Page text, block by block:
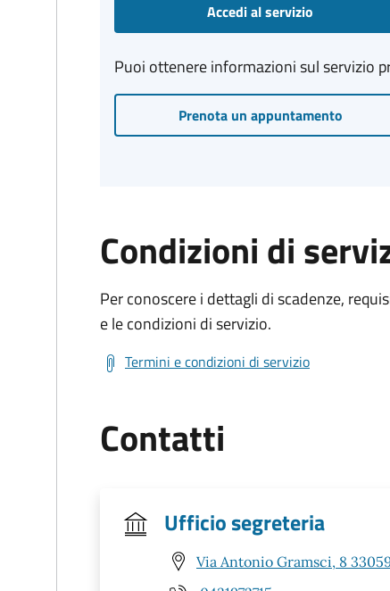
Accedi al servizio
Puoi ottenere informazioni sul servizio
Prenota un appuntamento
Condizioni di
Per conoscere i dettagli di scadenze,
e le condizioni di servizio.
Termini e condizioni di servizio
Contatti
Ufficio segreteria
Via Antonio Gramsci, 8